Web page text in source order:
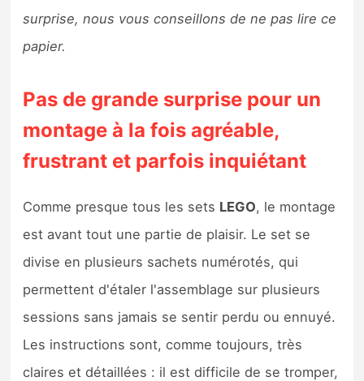
surprise, nous vous conseillons de ne pas lire ce
papier.
Pas de grande surprise pour un
montage à la fois agréable,
frustrant et parfois inquiétant
Comme presque tous les sets LEGO, le montage
est avant tout une partie de plaisir. Le set se
divise en plusieurs sachets numérotés, qui
permettent d'étaler l'assemblage sur plusieurs
sessions sans jamais se sentir perdu ou ennuyé.
Les instructions sont, comme toujours, très
claires et détaillées : il est difficile de se tromper,